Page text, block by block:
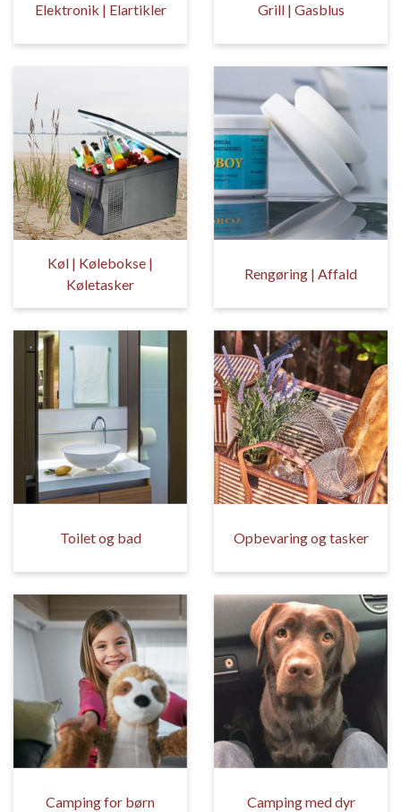
Elektronik | Elartikler Grill | Gasblus
Køl | Kølebokse |
Køletasker
Rengøring | Affald
Toilet og bad Opbevaring og tasker
Camping for børn Camping med dyr